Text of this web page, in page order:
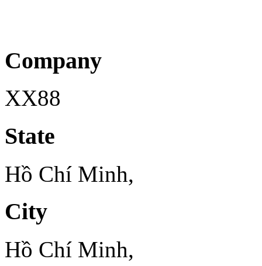
Company
XX88
State
Hồ Chí Minh,
City
Hồ Chí Minh,